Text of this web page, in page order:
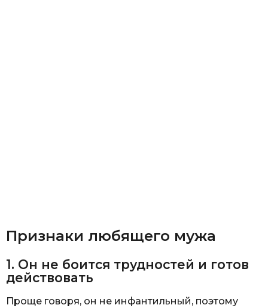
Признаки любящего мужа
1. Он не боится трудностей и готов
действовать
Проще говоря, он не инфантильный, поэтому